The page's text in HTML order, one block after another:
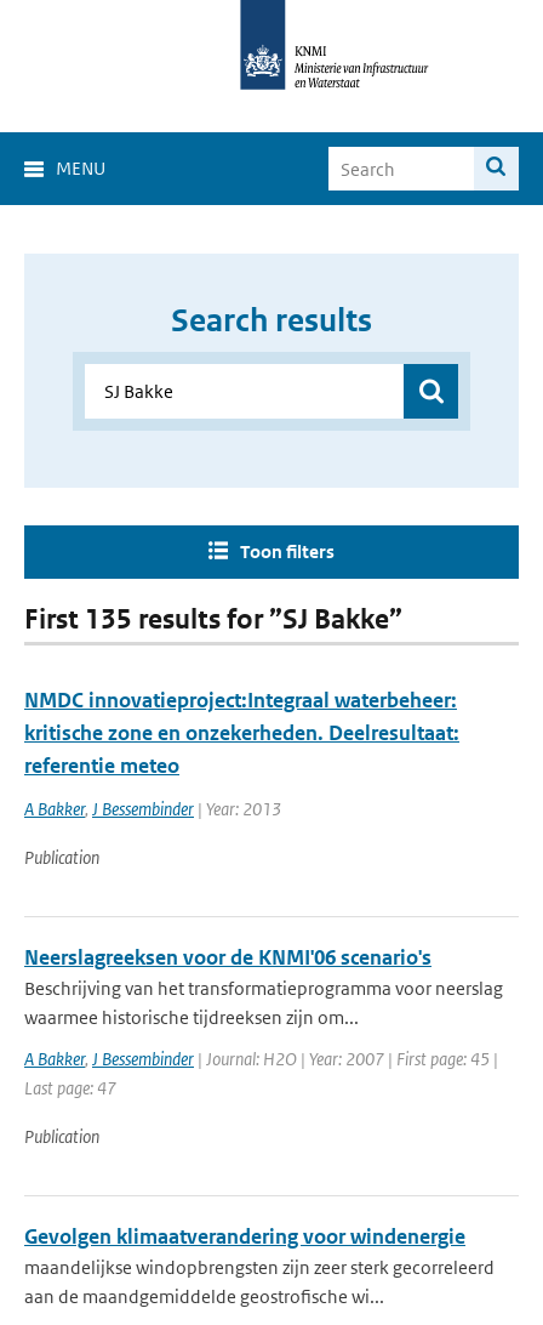
MENU
Search results
Toon filters
First 135 results for ”SJ Bakke”
NMDC innovatieproject:Integraal waterbeheer:
kritische zone en onzekerheden. Deelresultaat:
referentie meteo
A Bakker, J Bessembinder | Year: 2013
Publication
Neerslagreeksen voor de KNMI'06 scenario's
Beschrijving van het transformatieprogramma voor neerslag
waarmee historische tijdreeksen zijn om...
A Bakker, J Bessembinder | Journal: H2O | Year: 2007 | First page: 45 |
Last page: 47
Publication
Gevolgen klimaatverandering voor windenergie
maandelijkse windopbrengsten zijn zeer sterk gecorreleerd
aan de maandgemiddelde geostrofische wi...